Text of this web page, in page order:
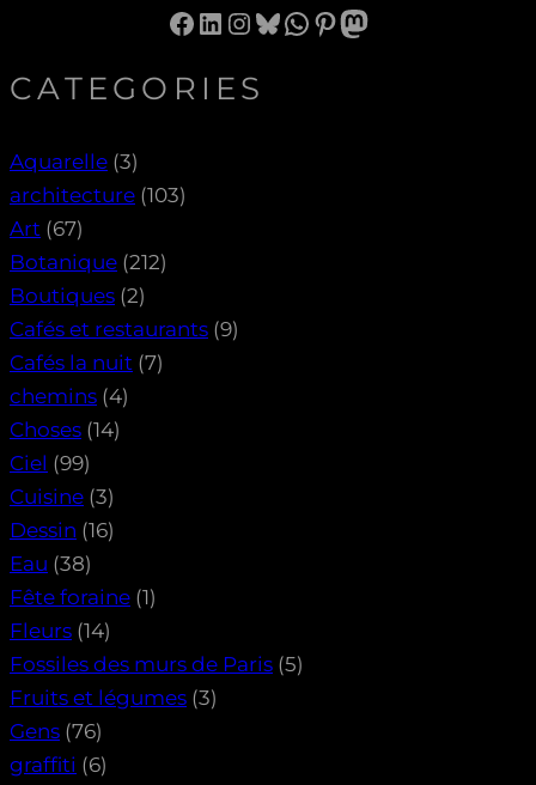
Facebook LinkedIn InstagramBluesky WhatsApp Pinterest Mastodon
CATEGORIES
Aquarelle (3)
architecture (103)
Art (67)
Botanique (212)
Boutiques (2)
Cafés et restaurants (9)
Cafés la nuit (7)
chemins (4)
Choses (14)
Ciel (99)
Cuisine (3)
Dessin (16)
Eau (38)
Fête foraine (1)
Fleurs (14)
Fossiles des murs de Paris (5)
Fruits et légumes (3)
Gens (76)
graffiti (6)